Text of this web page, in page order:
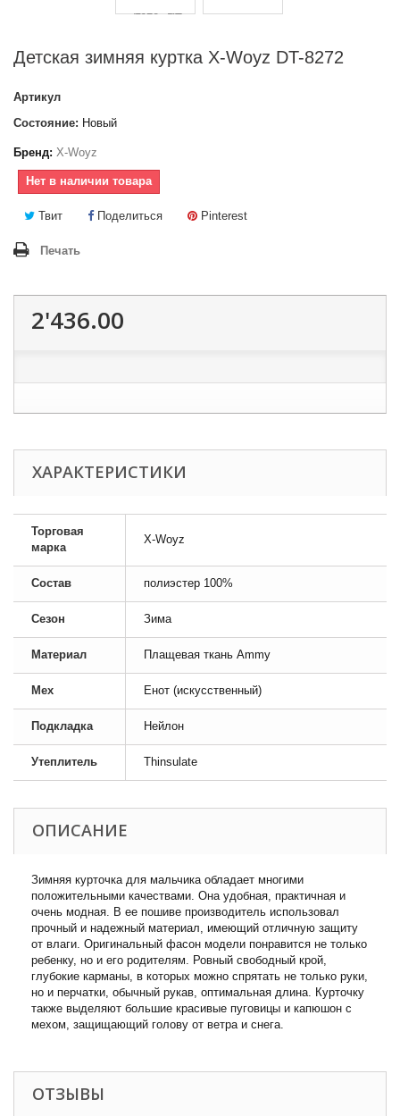
Детская зимняя куртка X-Woyz DT-8272
Артикул
Состояние: Новый
Бренд: X-Woyz
Нет в наличии товара
Твит Поделиться Pinterest
Печать
2'436.00
ХАРАКТЕРИСТИКИ
Торговая
марка
X-Woyz
Состав полиэстер 100%
Сезон Зима
Материал Плащевая ткань Ammy
Мех Енот (искусственный)
Подкладка Нейлон
Утеплитель Thinsulate
ОПИСАНИЕ
Зимняя курточка для мальчика обладает многими
положительными качествами. Она удобная, практичная и
очень модная. В ее пошиве производитель использовал
прочный и надежный материал, имеющий отличную защиту
от влаги. Оригинальный фасон модели понравится не только
ребенку, но и его родителям. Ровный свободный крой,
глубокие карманы, в которых можно спрятать не только руки,
но и перчатки, обычный рукав, оптимальная длина. Курточку
также выделяют большие красивые пуговицы и капюшон с
мехом, защищающий голову от ветра и снега.
ОТЗЫВЫ